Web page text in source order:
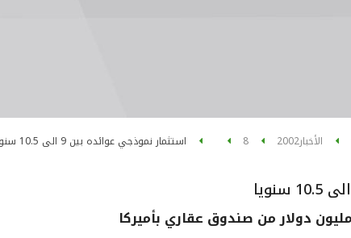
الأخبار2002
8 استثمار نموذجي عوائده بين 9 الى 10.5 سنويا